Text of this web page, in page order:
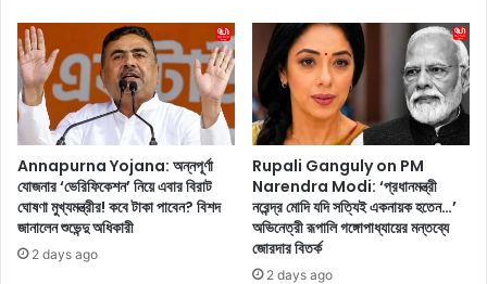
মে
টা
র
নি
টি
ফ
টো
শু
ট
,
ন
তু
ন
স
মী
ক
র
ণ
,
অ
ন্য
Annapurna Yojana: অন্নপূর্ণা
যোজনার ‘ভেরিফিকেশন’ নিয়ে এবার বিরাট
ঘোষণা মুখ্যমন্ত্রীর! কবে টাকা পাবেন? বিশদ
জানালেন শুভেন্দু অধিকারী
2 days ago
Rupali Ganguly on PM
Narendra Modi: ‘প্রধানমন্ত্রী
নরেন্দ্র মোদি যদি সত্যিই একনায়ক হতেন…’
অভিনেত্রী রূপালি গঙ্গোপাধ্যায়ের মন্তব্যে
জোরদার বিতর্ক
2 days ago